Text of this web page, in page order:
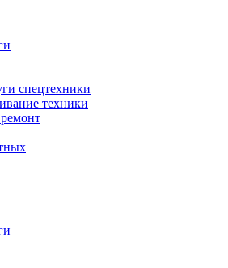
спецтехники
техники